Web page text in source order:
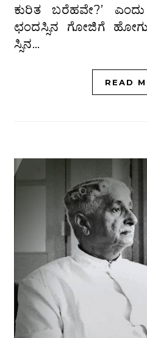
ಕುರಿತ ಬರೆಹವೇ?’
ಛಂದಸ್ಸಿನ ಗೋಜಿಗೆ
ಸ್ಸಿನ…
READ